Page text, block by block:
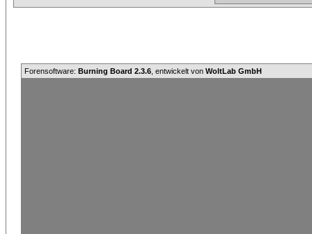
Forensoftware: Burning Board 2.3.6 , entwickelt von WoltLab GmbH